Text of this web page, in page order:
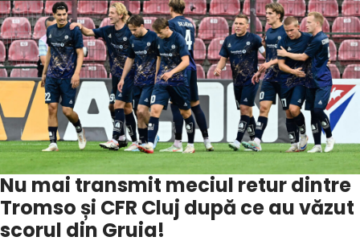
Nu mai transmit meciul retur dintre
Tromso și CFR Cluj după ce au văzut
scorul din Gruia!